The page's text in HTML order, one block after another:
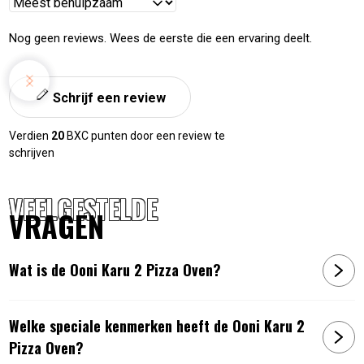
op je pizza
baktemperatuur
Draagbaar & lichtgewicht – slechts 15,5 kg
Inclusief extra dikke Ooni-baksteen
Geschikt voor alle accessoires van de Ooni Karu 12
Artikelnummer: 5060967396467
Nog geen reviews. Wees de eerste die een ervaring deelt.
Schrijf een review
Verdien 20 BXC punten door een review te
schrijven
VEELGESTELDE
VRAGEN
Wat is de Ooni Karu 2 Pizza Oven?
Welke speciale kenmerken heeft de Ooni Karu 2
Pizza Oven?